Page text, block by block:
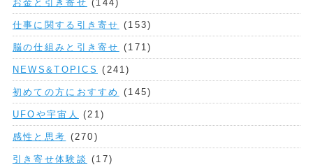
お金と引き寄せ (144)
仕事に関する引き寄せ (153)
脳の仕組みと引き寄せ (171)
NEWS&TOPICS (241)
初めての方におすすめ (145)
UFOや宇宙人 (21)
感性と思考 (270)
引き寄せ体験談 (17)